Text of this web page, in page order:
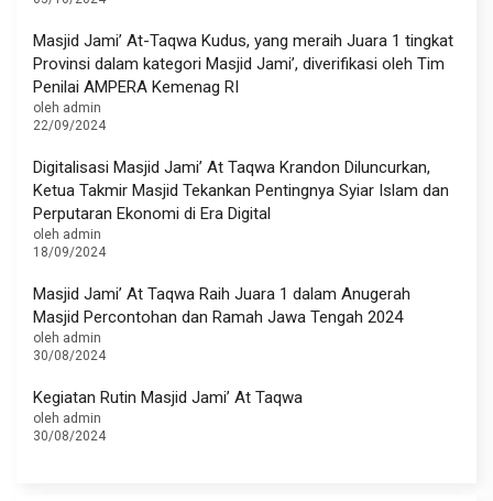
Masjid Jami’ At-Taqwa Kudus, yang meraih Juara 1 tingkat
Provinsi dalam kategori Masjid Jami’, diverifikasi oleh Tim
Penilai AMPERA Kemenag RI
oleh admin
22/09/2024
Digitalisasi Masjid Jami’ At Taqwa Krandon Diluncurkan,
Ketua Takmir Masjid Tekankan Pentingnya Syiar Islam dan
Perputaran Ekonomi di Era Digital
oleh admin
18/09/2024
Masjid Jami’ At Taqwa Raih Juara 1 dalam Anugerah
Masjid Percontohan dan Ramah Jawa Tengah 2024
oleh admin
30/08/2024
Kegiatan Rutin Masjid Jami’ At Taqwa
oleh admin
30/08/2024